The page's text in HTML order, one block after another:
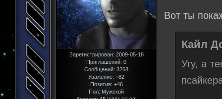
Зарегистрирован: 2009-05-18
Приглашений: 0
Сообщений: 3268
Уважение: +82
Позитив: +46
Пол:Мужской
Вот ты
Кайл
Угу, а